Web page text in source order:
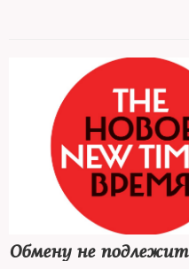
Обмену не подлежит